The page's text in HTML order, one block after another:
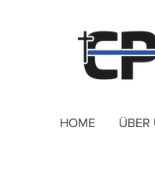
HOME ÜBER